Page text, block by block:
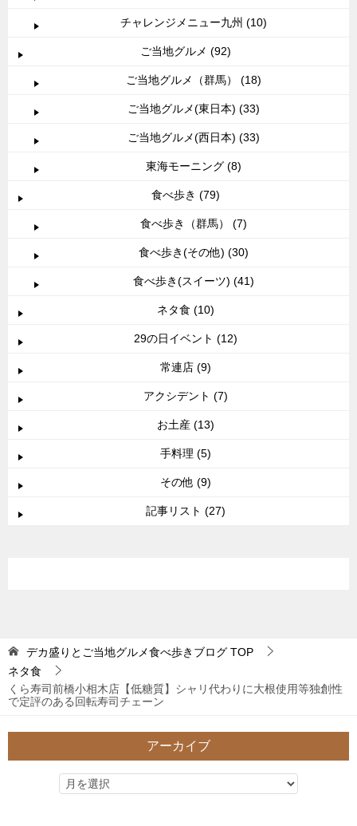
チャレンジメニュー九州 (10)
ご当地グルメ (92)
ご当地グルメ（群馬） (18)
ご当地グルメ(東日本) (33)
ご当地グルメ(西日本) (33)
東海モーニング (8)
食べ歩き (79)
食べ歩き（群馬） (7)
食べ歩き(その他) (30)
食べ歩き(スイーツ) (41)
ネタ食 (10)
29の日イベント (12)
常連店 (9)
アクシデント (7)
お土産 (13)
手料理 (5)
その他 (9)
記事リスト (27)
デカ盛りとご当地グルメ食べ歩きブログ TOP
ネタ食
くら寿司前橋小相木店【低糖質】シャリ代わりに大根使用等独創性
で定評のある回転寿司チェーン
アーカイブ